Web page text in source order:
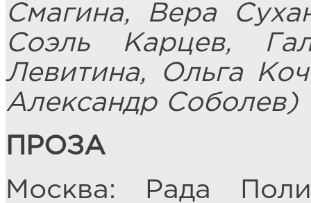
Смагина, Вера
Соэль Карцев,
Левитина, Ольга
Александр Соболев)
ПРОЗА
Москва: Рада